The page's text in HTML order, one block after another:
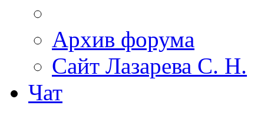
Архив форума
Сайт Лазарева С. Н.
Чат